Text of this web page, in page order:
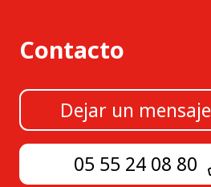
Contacto
Dejar un mensaje
05 55 24 08 80